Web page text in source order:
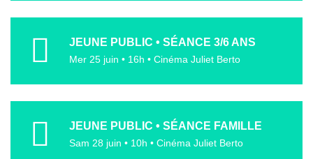
JEUNE PUBLIC • SÉANCE 3/6 ANS
Mer 25 juin • 16h • Cinéma Juliet Berto
JEUNE PUBLIC • SÉANCE FAMILLE
Sam 28 juin • 10h • Cinéma Juliet Berto